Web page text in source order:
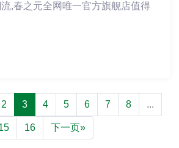
,春之元全网唯一官方旗舰店值得
2 3 4 5 6 7 8 ...
16 下一页»